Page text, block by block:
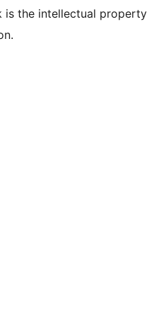
is the intellectual property